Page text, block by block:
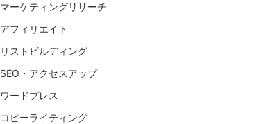
マーケティングリサーチ
アフィリエイト
リストビルディング
SEO・アクセスアップ
ワードプレス
コピーライティング